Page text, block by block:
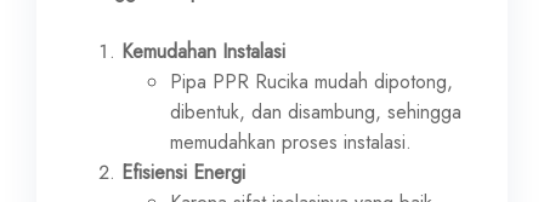
Kemudahan Instalasi
Pipa PPR Rucika mudah dipotong,
dibentuk, dan disambung, sehingga
memudahkan proses instalasi.
Efisiensi Energi